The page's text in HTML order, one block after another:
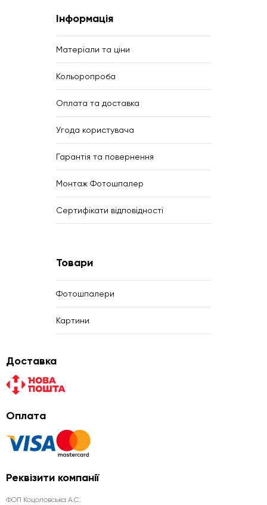
Інформація
Матеріали та ціни
Кольоропроба
Оплата та доставка
Угода користувача
Гарантія та повернення
Монтаж Фотошпалер
Сертифікати відповідності
Товари
Фотошпалери
Картини
Доставка
Оплата
Реквізити компанії
ФОП Коцоловська А.С.